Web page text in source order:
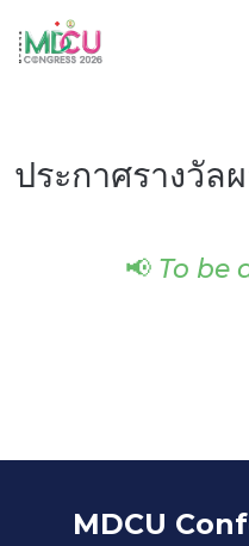
ประกาศรางวัล
📢 To be
MDCU